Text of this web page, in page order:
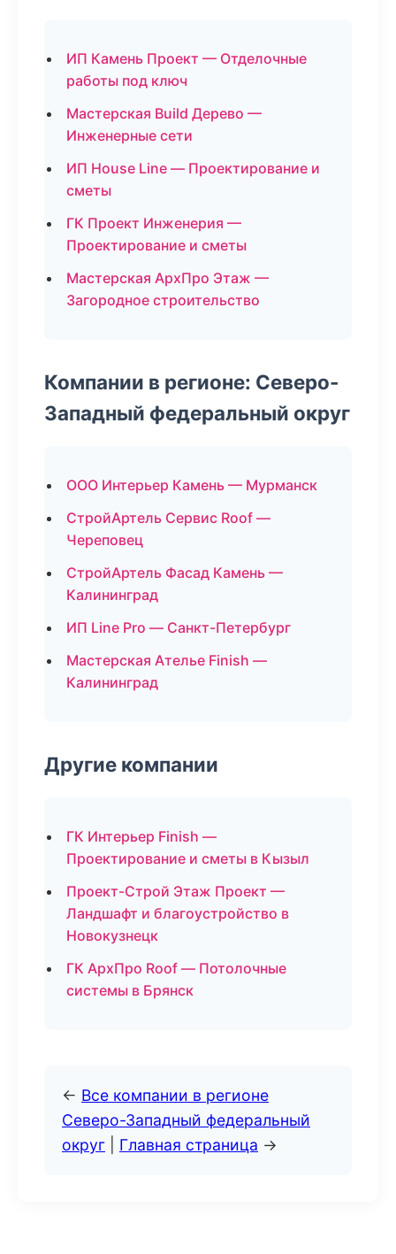
ИП Камень Проект — Отделочные
работы под ключ
Мастерская Build Дерево —
Инженерные сети
ИП House Line — Проектирование и
сметы
ГК Проект Инженерия —
Проектирование и сметы
Мастерская АрхПро Этаж —
Загородное строительство
Компании в регионе: Северо-
Западный федеральный округ
ООО Интерьер Камень — Мурманск
СтройАртель Сервис Roof —
Череповец
СтройАртель Фасад Камень —
Калининград
ИП Line Pro — Санкт-Петербург
Мастерская Ателье Finish —
Калининград
Другие компании
ГК Интерьер Finish —
Проектирование и сметы в Кызыл
Проект-Строй Этаж Проект —
Ландшафт и благоустройство в
Новокузнецк
ГК АрхПро Roof — Потолочные
системы в Брянск
← Все компании в регионе
Северо-Западный федеральный
округ
Главная страница →